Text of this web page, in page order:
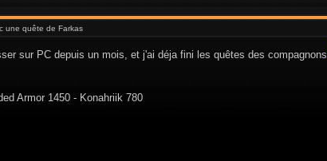
une quête de Farkas
sur PC depuis un mois, et j'ai déja fini les quêtes des compagnons
Armor 1450 - Konahriik 780